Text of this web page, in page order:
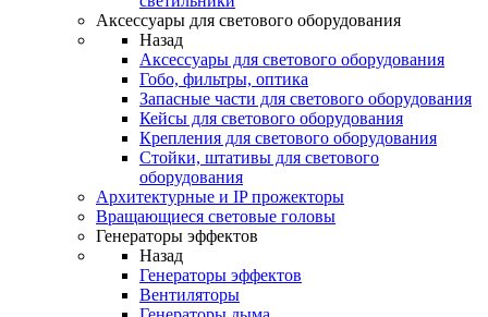
Аксессуары для светового оборудования
Назад
Аксессуары для светового оборудования
Гобо, фильтры, оптика
Запасные части для светового оборудования
Кейсы для светового оборудования
Крепления для светового оборудования
Стойки, штативы для светового
оборудования
Архитектурные и IP прожекторы
Вращающиеся световые головы
Генераторы эффектов
Назад
Генераторы эффектов
Вентиляторы